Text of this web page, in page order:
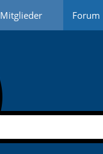
Mitglieder Forum